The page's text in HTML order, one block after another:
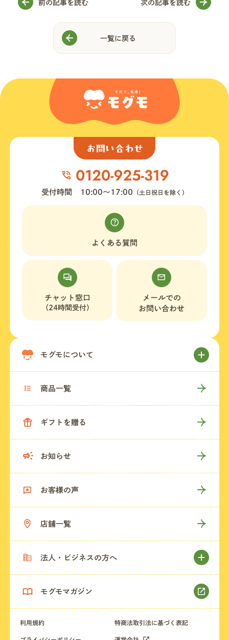
前の記事を読む
一覧に戻る
次の記事を読む
お問い合わせ
受付時間 10:00〜17:00 （土日祝日を除く）
よくある質問
チャット窓口
（24時間受付）
メールでの
お問い合わせ
モグモについて
商品一覧
ギフトを贈る
お知らせ
お客様の声
店舗一覧
法人・ビジネスの方へ
モグモマガジン
利用規約 特商法取引法に基づく表記